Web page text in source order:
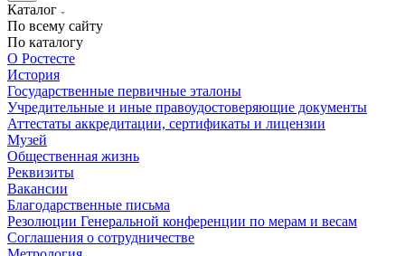
Каталог
По всему сайту
По каталогу
О Ростесте
История
Государственные первичные эталоны
Учредительные и иные правоудостоверяющие документы
Аттестаты аккредитации, сертификаты и лицензии
Музей
Общественная жизнь
Реквизиты
Вакансии
Благодарственные письма
Резолюции Генеральной конференции по мерам и весам
Соглашения о сотрудничестве